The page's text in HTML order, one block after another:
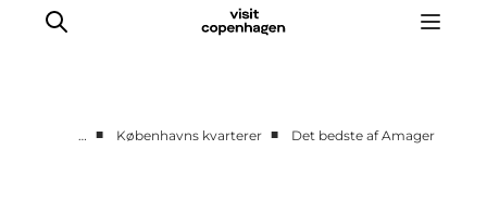
… ■ Københavns kvarterer ■ Det bedste af Amager